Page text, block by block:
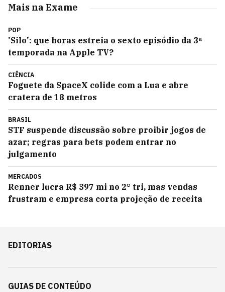
Mais na Exame
POP
'Silo': que horas estreia o sexto episódio da 3ª
temporada na Apple TV?
CIÊNCIA
Foguete da SpaceX colide com a Lua e abre
cratera de 18 metros
BRASIL
STF suspende discussão sobre proibir jogos de
azar; regras para bets podem entrar no
julgamento
MERCADOS
Renner lucra R$ 397 mi no 2° tri, mas vendas
frustram e empresa corta projeção de receita
EDITORIAS
GUIAS DE CONTEÚDO